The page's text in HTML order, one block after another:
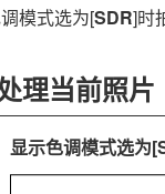
模式选为[SDR]时
理当前照片
显示色调模式选为[